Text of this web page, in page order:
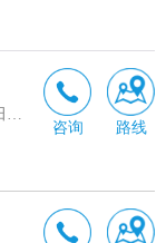
，个性为本”的
学方法，开发教
西安市雁塔区曲江新区春临三路与公田二路西北角曲江二中北
咨询 路线